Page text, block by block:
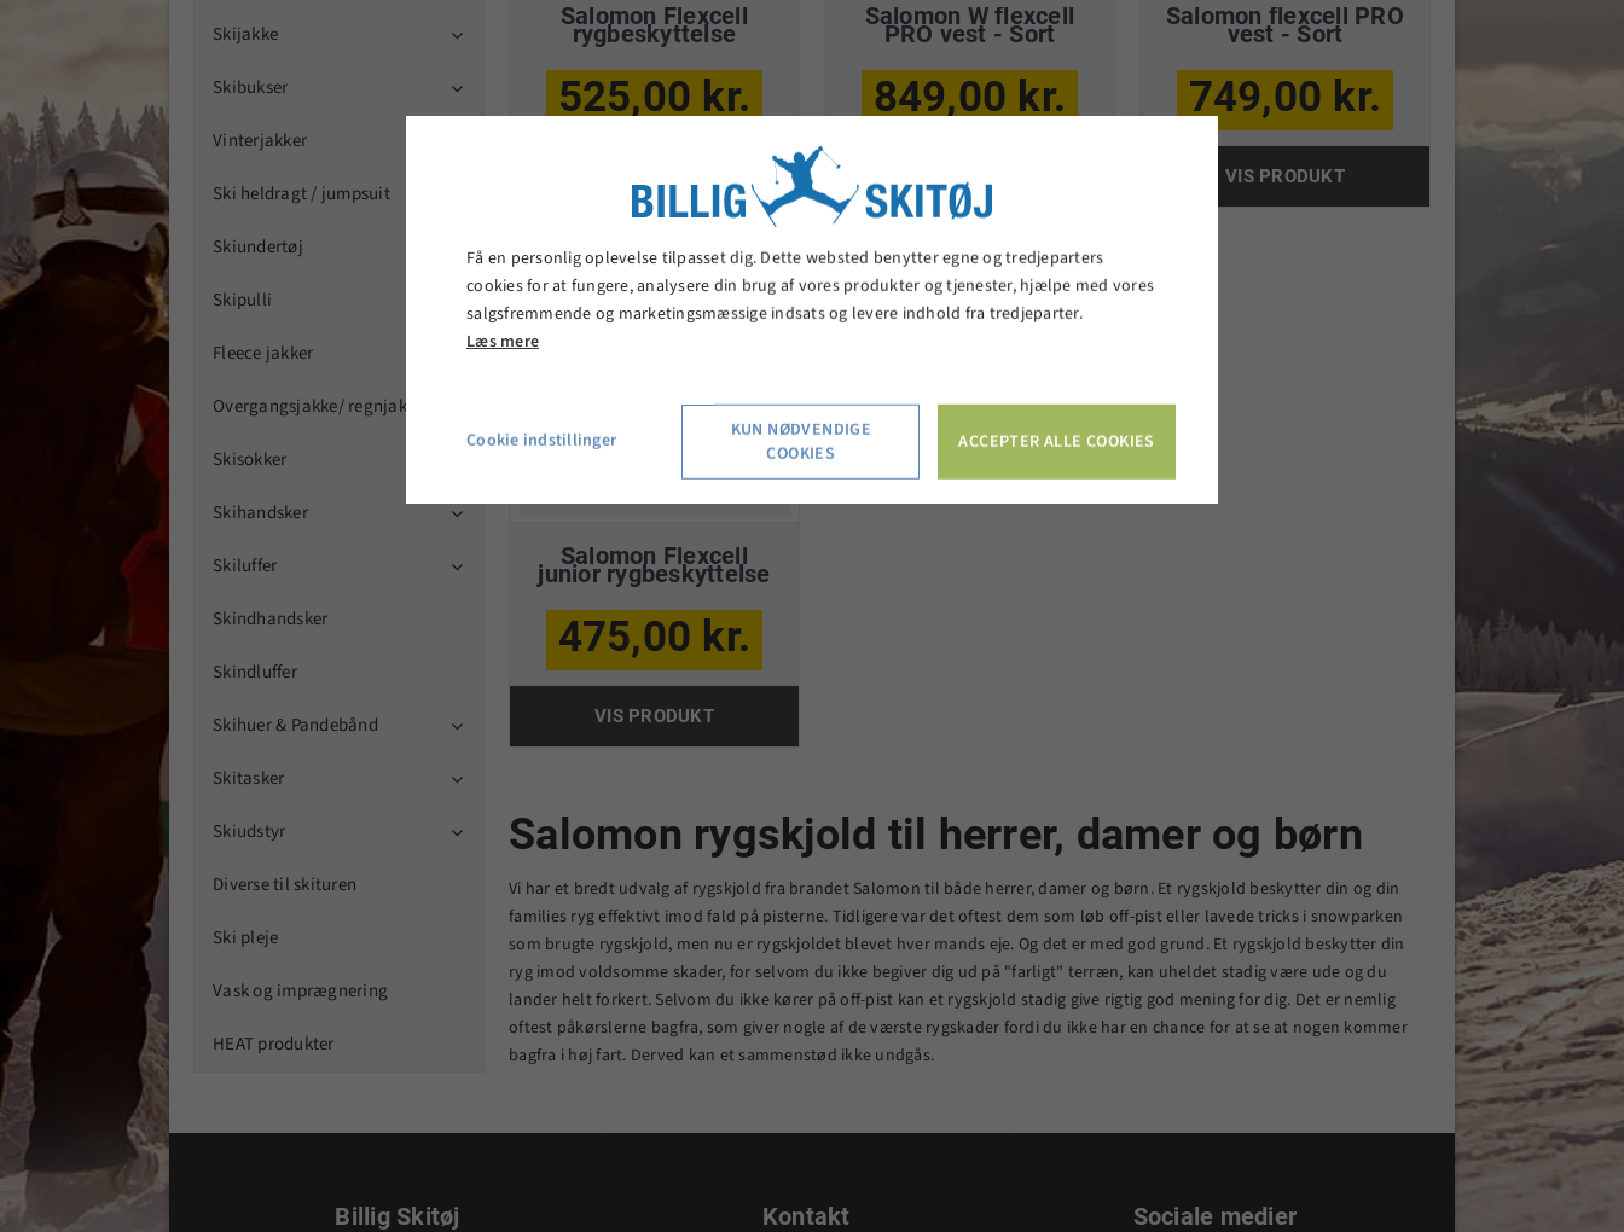
Skijakke 
Skibukser 
Vinterjakker
Ski heldragt / jumpsuit
Skiundertøj
Skipulli
Fleece jakker
Overgangsjakke/ regnjakker
Skisokker
Skihandsker 
Skiluffer 
Skindhandsker
Skindluffer
Skihuer & Pandebånd 
Skitasker 
Skiudstyr 
Diverse til skituren
Ski pleje
Vask og imprægnering
HEAT produkter
Salomon Flexcell
rygbeskyttelse
525,00 kr.
Salomon W flexcell
PRO vest - Sort
849,00 kr.
VIS PRODUKT
Salomon flexcell PRO
vest - Sort
749,00 kr.
VIS PRODUKT
Salomon Flexcell
junior rygbeskyttelse
475,00 kr.
VIS PRODUKT
Salomon rygskjold til herrer, damer og børn
Vi har et bredt udvalg af rygskjold fra brandet Salomon til både herrer, damer og børn. Et rygskjold beskytter din og din
families ryg effektivt imod fald på pisterne. Tidligere var det oftest dem som løb off-pist eller lavede tricks i snowparken
som brugte rygskjold, men nu er rygskjoldet blevet hver mands eje. Og det er med god grund. Et rygskjold beskytter din
ryg imod voldsomme skader, for selvom du ikke begiver dig ud på "farligt" terræn, kan uheldet stadig være ude og du
lander helt forkert. Selvom du ikke kører på off-pist kan et rygskjold stadig give rigtig god mening for dig. Det er nemlig
oftest påkørslerne bagfra, som giver nogle af de værste rygskader fordi du ikke har en chance for at se at nogen kommer
bagfra i høj fart. Derved kan et sammenstød ikke undgås.
Billig Skitøj Kontakt Sociale medier
Få en personlig oplevelse tilpasset dig. Dette websted benytter egne og tredjeparters
cookies for at fungere, analysere din brug af vores produkter og tjenester, hjælpe med vores
salgsfremmende og marketingsmæssige indsats og levere indhold fra tredjeparter.
Læs mere
Cookie indstillinger
KUN NØDVENDIGE
COOKIES
ACCEPTER ALLE COOKIES